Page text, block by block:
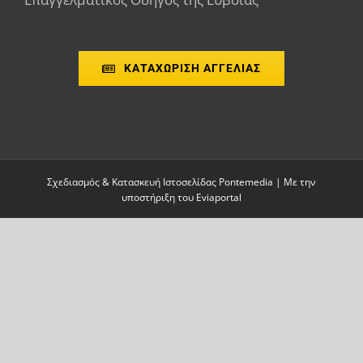
ΚΑΤΑΧΩΡΙΣΗ ΑΓΓΕΛΙΑΣ
Σχεδιασμός & Κατασκευή Ιστοσελίδας Pontemedia | Με την
υποστήριξη του Eviaportal